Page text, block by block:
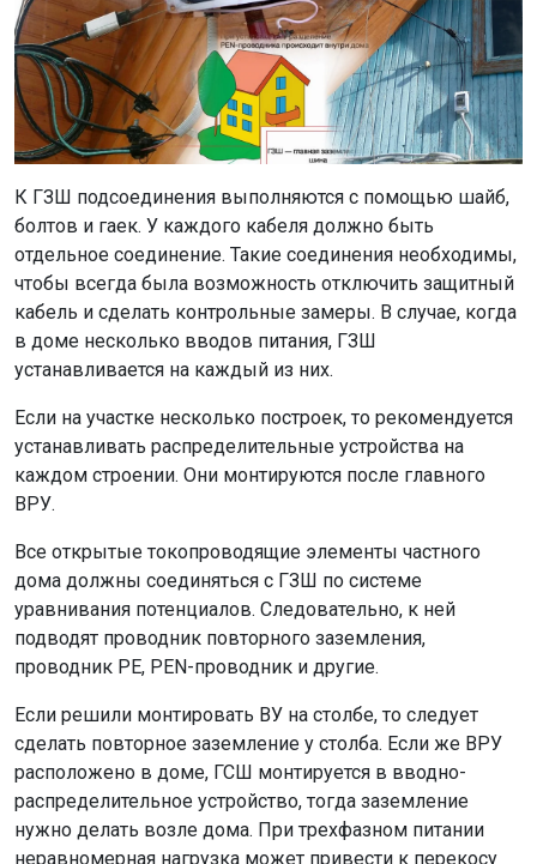
К ГЗШ подсоединения выполняются с помощью шайб,
болтов и гаек. У каждого кабеля должно быть
отдельное соединение. Такие соединения необходимы,
чтобы всегда была возможность отключить защитный
кабель и сделать контрольные замеры. В случае, когда
в доме несколько вводов питания, ГЗШ
устанавливается на каждый из них.
Если на участке несколько построек, то рекомендуется
устанавливать распределительные устройства на
каждом строении. Они монтируются после главного
ВРУ.
Все открытые токопроводящие элементы частного
дома должны соединяться с ГЗШ по системе
уравнивания потенциалов. Следовательно, к ней
подводят проводник повторного заземления,
проводник РЕ, PEN-проводник и другие.
Если решили монтировать ВУ на столбе, то следует
сделать повторное заземление у столба. Если же ВРУ
расположено в доме, ГСШ монтируется в вводно-
распределительное устройство, тогда заземление
нужно делать возле дома. При трехфазном питании
неравномерная нагрузка может привести к перекосу